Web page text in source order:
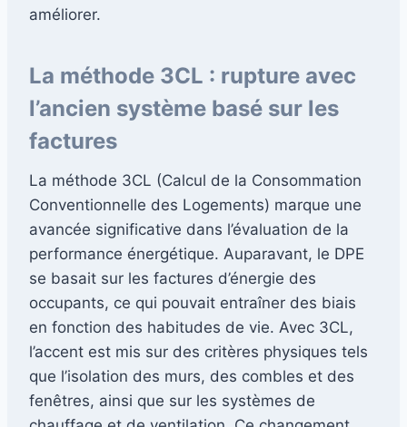
améliorer.
La méthode 3CL : rupture avec
l’ancien système basé sur les
factures
La méthode 3CL (Calcul de la Consommation
Conventionnelle des Logements) marque une
avancée significative dans l’évaluation de la
performance énergétique. Auparavant, le DPE
se basait sur les factures d’énergie des
occupants, ce qui pouvait entraîner des biais
en fonction des habitudes de vie. Avec 3CL,
l’accent est mis sur des critères physiques tels
que l’isolation des murs, des combles et des
fenêtres, ainsi que sur les systèmes de